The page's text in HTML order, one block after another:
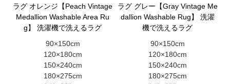
ラグ オレンジ【Peach Vintage
Medallion Washable Area Ru
g】 洗濯機で洗えるラグ
90×150cm
120×180cm
150×240cm
180×275cm
ラグ グレー【Gray Vintage Me
dallion Washable Rug】 洗濯
機で洗えるラグ
90×150cm
120×180cm
150×240cm
180×275cm